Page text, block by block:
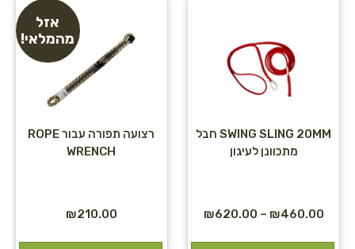
SWING SLING 20MM חבל
מתכוונן לעיגון
₪460.00
–
₪620.00
אזל
מהמלאי!
רצועה תפורה עבור ROPE
WRENCH
₪210.00